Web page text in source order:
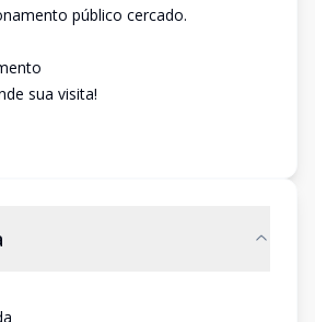
público cercado.
sua visita!